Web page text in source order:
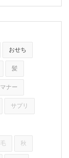
おせち
髪
マナー
サプリ
秋